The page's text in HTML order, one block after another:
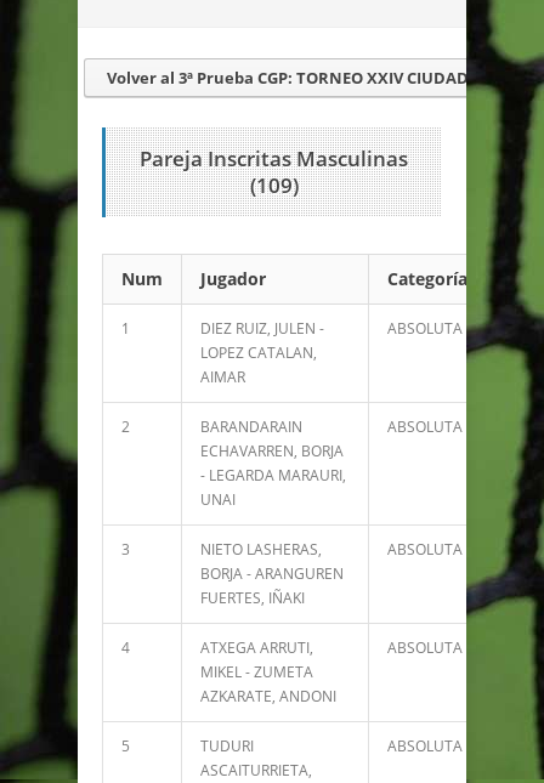
Volver al 3ª Prueba CGP: TORNEO XXIV CIUDAD DE IRUN
Pareja Inscritas Masculinas
(109)
Num Jugador Categoría
1
DIEZ RUIZ, JULEN -
LOPEZ CATALAN,
AIMAR
ABSOLUTA
2
BARANDARAIN
ECHAVARREN, BORJA
- LEGARDA MARAURI,
UNAI
ABSOLUTA
3
NIETO LASHERAS,
BORJA - ARANGUREN
FUERTES, IÑAKI
ABSOLUTA
4
ATXEGA ARRUTI,
MIKEL - ZUMETA
AZKARATE, ANDONI
ABSOLUTA
5
TUDURI
ASCAITURRIETA,
ABSOLUTA